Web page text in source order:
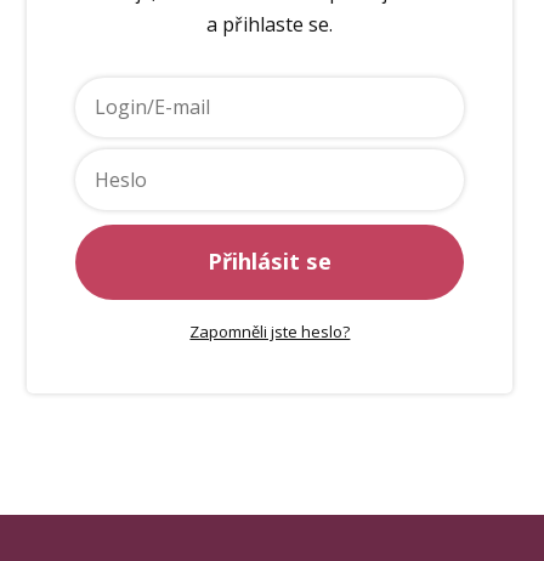
a přihlaste se.
Přihlásit se
Zapomněli jste heslo?